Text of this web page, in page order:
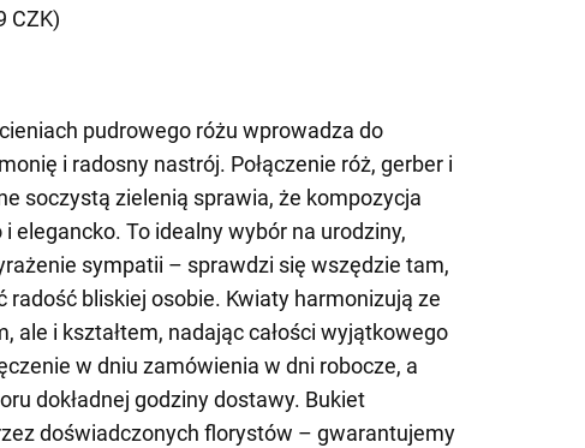
CZK)
pudrowego różu wprowadza do
i radosny nastrój. Połączenie róż, gerber i
soczystą zielenią sprawia, że kompozycja
elegancko. To idealny wybór na urodziny,
sympatii – sprawdzi się wszędzie tam,
radość bliskiej osobie. Kwiaty harmonizują ze
ale i kształtem, nadając całości wyjątkowego
w dniu zamówienia w dni robocze, a
dokładnej godziny dostawy. Bukiet
doświadczonych florystów – gwarantujemy